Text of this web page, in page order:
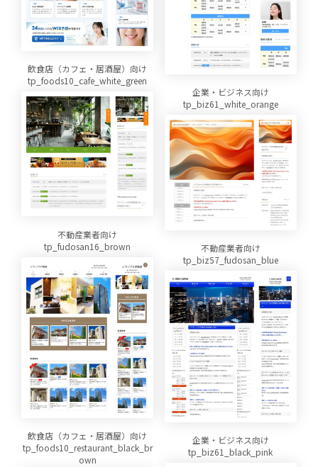
飲食店（カフェ・居酒屋）向け
tp_foods10_cafe_white_green
企業・ビジネス向け
tp_biz61_white_orange
不動産業者向け
tp_fudosan16_brown
不動産業者向け
tp_biz57_fudosan_blue
飲食店（カフェ・居酒屋）向け
tp_foods10_restaurant_black_br
own
企業・ビジネス向け
tp_biz61_black_pink